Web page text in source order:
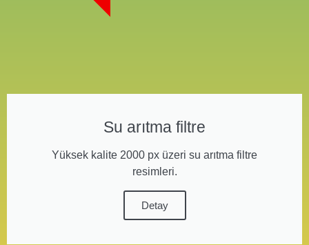
Su arıtma filtre
Yüksek kalite 2000 px üzeri su arıtma filtre
resimleri.
Detay